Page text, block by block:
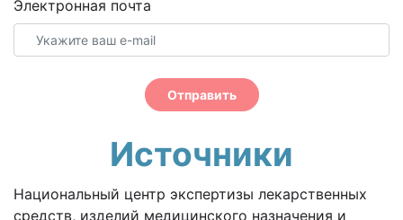
Электронная почта
Отправить
Источники
Национальный центр экспертизы лекарственных
средств, изделий медицинского назначения и